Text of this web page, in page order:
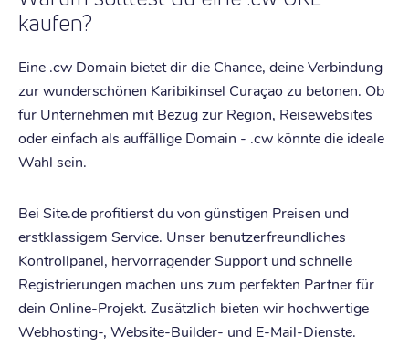
kaufen?
Eine .cw Domain bietet dir die Chance, deine Verbindung
zur wunderschönen Karibikinsel Curaçao zu betonen. Ob
für Unternehmen mit Bezug zur Region, Reisewebsites
oder einfach als auffällige Domain - .cw könnte die ideale
Wahl sein.
Bei Site.de profitierst du von günstigen Preisen und
erstklassigem Service. Unser benutzerfreundliches
Kontrollpanel, hervorragender Support und schnelle
Registrierungen machen uns zum perfekten Partner für
dein Online-Projekt. Zusätzlich bieten wir hochwertige
Webhosting-, Website-Builder- und E-Mail-Dienste.